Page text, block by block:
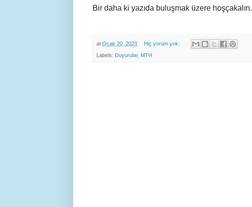
Bir daha ki yazıda buluşmak üzere hoşçakalın.
at Ocak 20, 2023 Hiç yorum yok:
Labels: Duyurular, MTH